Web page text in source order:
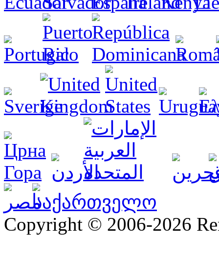
Copyright © 2006-2026